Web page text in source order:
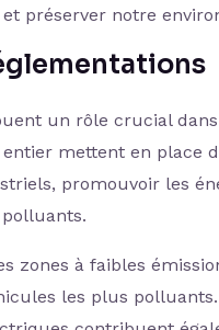
préserver notre
un rôle crucial
mettent en place
promouvoir les
zones à faibles
les plus